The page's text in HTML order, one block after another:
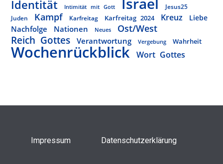
Identität Intimität mit Gott Israel
Jesus25
Juden
Kampf Karfreitag Karfreitag 2024 Kreuz Liebe
Nachfolge Nationen Neues Ost/West
Reich Gottes Verantwortung Vergebung Wahrheit
Wochenrückblick Wort Gottes
Impressum Datenschutzerklärung